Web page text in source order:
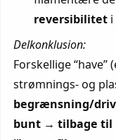
reversibilitet i
Delkonklusion:
Forskellige
strømnings- og
begrænsning/
bunt → tilbage til